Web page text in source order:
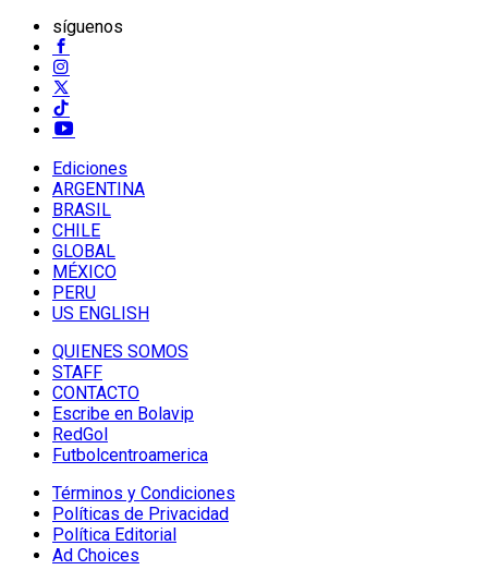
síguenos
Ediciones
ARGENTINA
BRASIL
CHILE
GLOBAL
MÉXICO
PERU
US ENGLISH
QUIENES SOMOS
STAFF
CONTACTO
Escribe en Bolavip
RedGol
Futbolcentroamerica
Términos y Condiciones
Políticas de Privacidad
Política Editorial
Ad Choices